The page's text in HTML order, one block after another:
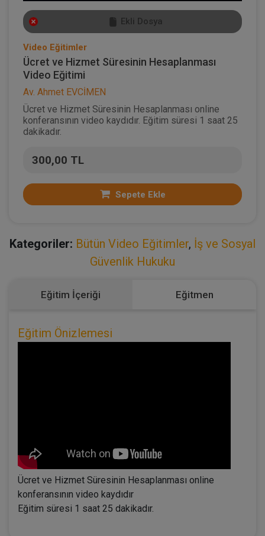
Ekli Dosya
Video Eğitimler
Ücret ve Hizmet Süresinin Hesaplanması
Video Eğitimi
Av. Ahmet EVCİMEN
Ücret ve Hizmet Süresinin Hesaplanması online
konferansının video kaydıdır. Eğitim süresi 1 saat 25
dakikadır.
300,00 TL
Sepete Ekle
Kategoriler: Bütün Video Eğitimler, İş ve Sosyal
Güvenlik Hukuku
Eğitim İçeriği Eğitmen
Eğitim Önizlemesi
Ücret ve Hizmet Süresinin Hesaplanması online
konferansının video kaydıdır
Eğitim süresi 1 saat 25 dakikadır.